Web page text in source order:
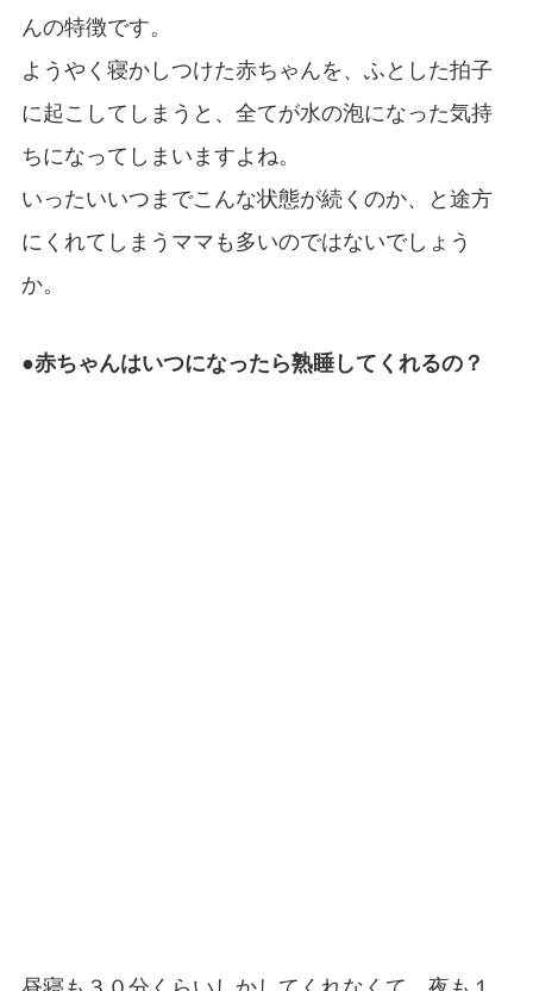
んの特徴です。
ようやく寝かしつけた赤ちゃんを、ふとした拍子
に起こしてしまうと、全てが水の泡になった気持
ちになってしまいますよね。
いったいいつまでこんな状態が続くのか、と途方
にくれてしまうママも多いのではないでしょう
か。
●赤ちゃんはいつになったら熟睡してくれるの？